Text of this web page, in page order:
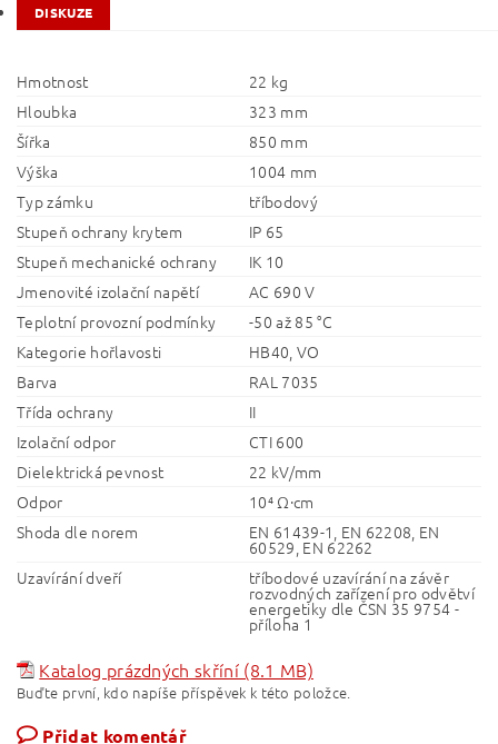
DISKUZE
Hmotnost
22 kg
Hloubka
323 mm
Šířka
850 mm
Výška
1004 mm
Typ zámku
tříbodový
Stupeň ochrany krytem
IP 65
Stupeň mechanické ochrany
IK 10
Jmenovité izolační napětí
AC 690 V
Teplotní provozní podmínky
-50 až 85 °C
Kategorie hořlavosti
HB40, VO
Barva
RAL 7035
Třída ochrany
II
Izolační odpor
CTI 600
Dielektrická pevnost
22 kV/mm
Odpor
10⁴ Ω·cm
Shoda dle norem
EN 61439-1, EN 62208, EN
60529, EN 62262
Uzavírání dveří
tříbodové uzavírání na závěr
rozvodných zařízení pro odvětví
energetiky dle ČSN 35 9754 -
příloha 1
Katalog prázdných skříní (8.1 MB)
Buďte první, kdo napíše příspěvek k této položce.
Přidat komentář